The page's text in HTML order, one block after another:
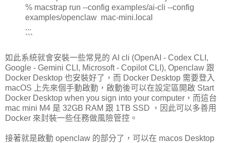
% macstrap run --config examples/ai-cli --config
examples/openclaw mac-mini.local
...
```
如此系統就會安裝一些常見的 AI cli (OpenAI - Codex CLI,
Google - Gemini CLI, Microsoft - Copilot CLI), Openclaw 跟
Docker Desktop 也安裝好了，而 Docker Desktop 需要登入
macOS 上先來個手動啟動，啟動後可以在設定區開啟 Start
Docker Desktop when you sign into your computer，而這台
mac mini M4 是 32GB RAM 跟 1TB SSD ，因此可以多善用
Docker 來封裝一些任務做風險管控。
接著就是啟動 openclaw 的部分了，可以在 macos Desktop